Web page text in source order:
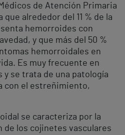
de Atención Primaria
que alrededor del 11 % de la
hemorroides con
y que más del 50 %
hemorroidales en
Es muy frecuente en
y se trata de una patología
con el estreñimiento,
se caracteriza por la
de los cojinetes vasculares